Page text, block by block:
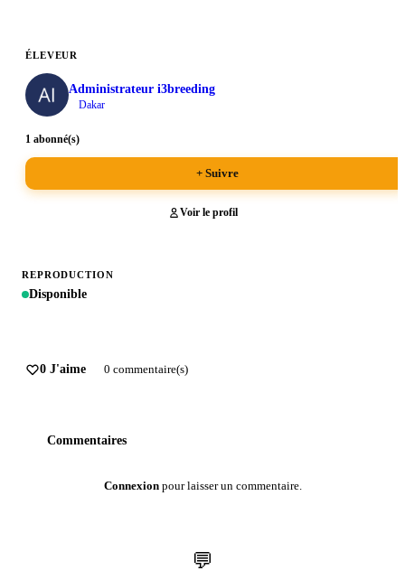
ÉLEVEUR
Administrateur i3breeding
Dakar
1 abonné(s)
+ Suivre
Voir le profil
REPRODUCTION
Disponible
0 J'aime 0 commentaire(s)
Commentaires
Connexionpour laisser un commentaire.
💬